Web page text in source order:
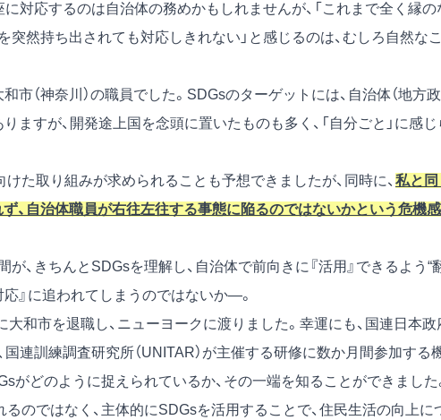
対応するのは自治体の務めかもしれませんが、「これまで全く縁の
然持ち出されても対応しきれない」と感じるのは、むしろ自然な
市（神奈川）の職員でした。SDGsのターゲットには、自治体（地方政
ますが、開発途上国を念頭に置いたものも多く、「自分ごと」に感じ
た取り組みが求められることも予想できましたが、同時に、 私と同
ず、自治体職員が右往左往する事態に陥るのではないかという危機感
、きちんとSDGsを理解し、自治体で前向きに『活用』できるよう“
』に追われてしまうのではないか―。
和市を退職し、ニューヨークに渡りました。幸運にも、国連日本政
連訓練調査研究所（UNITAR）が主催する研修に数か月間参加する
がどのように捉えられているか、その一端を知ることができました
るのではなく、主体的にSDGsを活用することで、住民生活の向上に